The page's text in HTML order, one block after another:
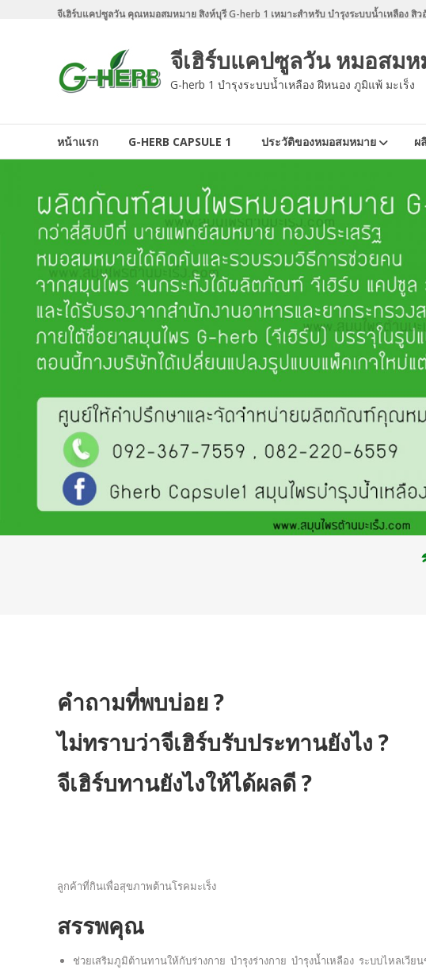
จีเฮิร์บแคปซูลวัน คุณหมอสมหมาย สิงห์บุรี G-herb 1 เหมาะสำหรับ บำรุงระบบน้ำเหลือง สิว
จีเฮิร์บแคปซูลวัน หมอสมห
G-herb 1 บำรุงระบบน้ำเหลือง ฝีหนอง ภูมิแพ้ มะเร็ง
หน้าแรก G-HERB CAPSULE 1 ประวัติของหมอสมหมาย ผ
คำถามที่พบบ่อย ?
ไม่ทราบว่าจีเฮิร์บรับประทานยังไง ?
จีเฮิร์บทานยังไงให้ได้ผลดี ?
ลูกค้าที่กินเพื่อสุขภาพต้านโรคมะเร็ง
สรรพคุณ
ช่วยเสริมภูมิต้านทานให้กับร่างกาย บำรุงร่างกาย บำรุงน้ำเหลือง ระบบไหลเวี